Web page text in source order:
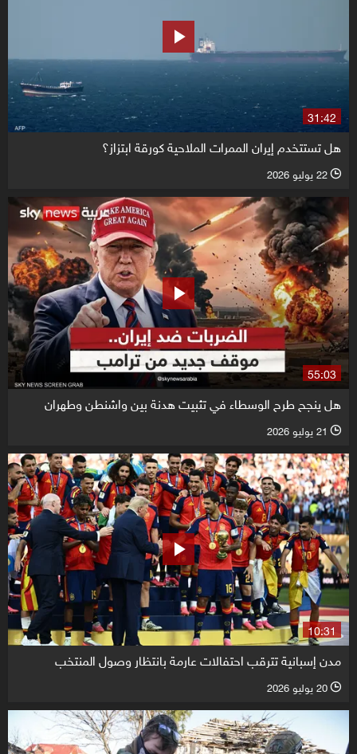
31:42
هل تستتخدم إيران الممرات الملاحية كورقة ابتزاز؟
l 22 يوليو 2026
55:03
هل ينجح طرح الوسطاء في تثبيت هدنة بين واشنطن وطهران
l 21 يوليو 2026
10:31
مدن إسبانية تترقب احتفالات عارمة بانتظار وصول المنتخب
l 20 يوليو 2026